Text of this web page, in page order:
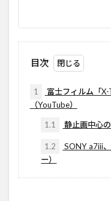
目次
1
富士フィルム「
（YouTube）
1.1 静止画中心
1.2
SONY a7iii
ー）